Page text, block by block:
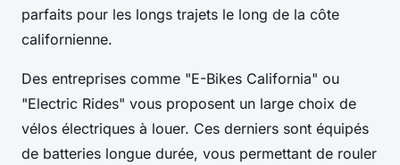
parfaits pour les longs trajets le long de la côte
californienne.
Des entreprises comme "E-Bikes California" ou
"Electric Rides" vous proposent un large choix de
vélos électriques à louer. Ces derniers sont équipés
de batteries longue durée, vous permettant de rouler